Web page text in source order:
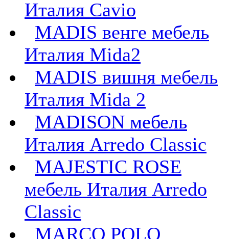
Италия Cavio
MADIS венге мебель
Италия Mida2
MADIS вишня мебель
Италия Mida 2
MADISON мебель
Италия Arredo Classic
MAJESTIC ROSE
мебель Италия Arredo
Classic
MARCO POLO